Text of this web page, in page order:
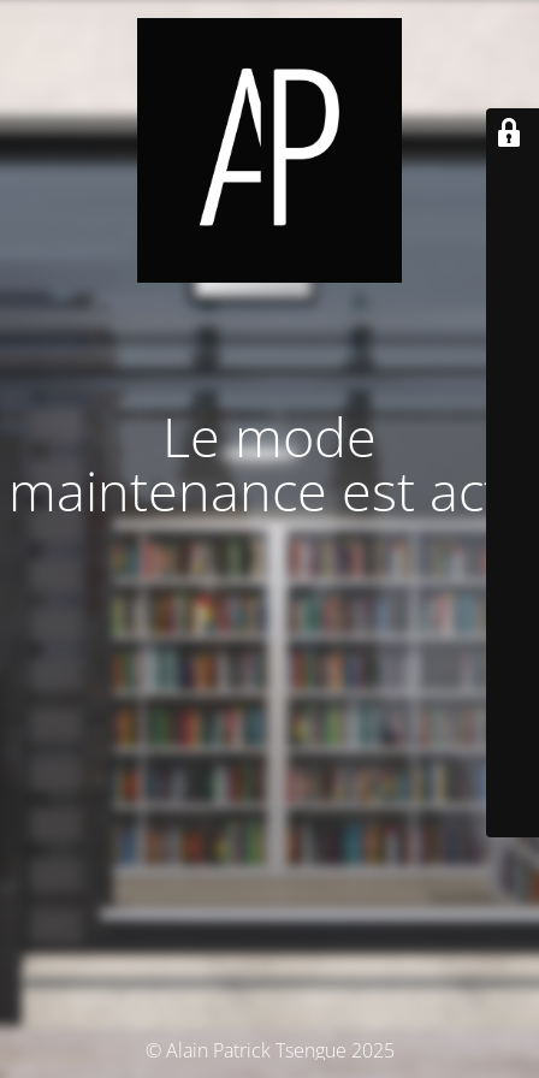
Le mode
maintenance est actif
© Alain Patrick Tsengue 2025